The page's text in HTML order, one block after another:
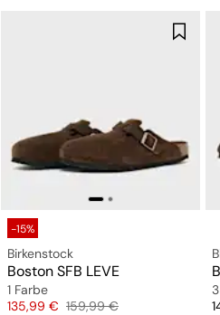
-15%
Birkenstock
Boston SFB LEVE
1 Farbe
Preis
135,99 € Originalpreis
159,99 €